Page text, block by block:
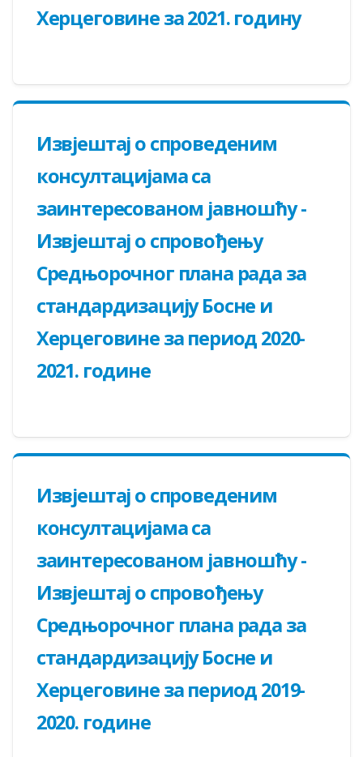
Херцеговине за 2021. годину
Извјештај о спроведеним
консултацијама са
заинтересованом јавношћу -
Извјештај о спровођењу
Средњорочног плана рада за
стандардизацију Босне и
Херцеговине за период 2020-
2021. године
Извјештај о спроведеним
консултацијама са
заинтересованом јавношћу -
Извјештај о спровођењу
Средњорочног плана рада за
стандардизацију Босне и
Херцеговине за период 2019-
2020. године